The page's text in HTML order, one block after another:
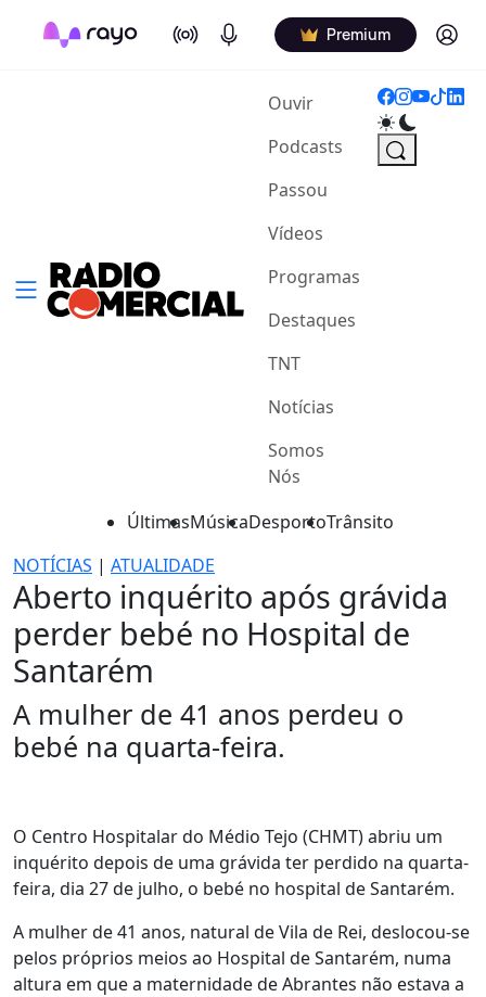
On Air Podcasts Premium Log in
Ouvir(current)
Podcasts
Passou
Vídeos
Programas
Destaques
TNT
Notícias
Somos
Nós
ÚltimasMúsicaDesportoTrânsito
NOTÍCIAS | ATUALIDADE
Aberto inquérito após grávida
perder bebé no Hospital de
Santarém
A mulher de 41 anos perdeu o
bebé na quarta-feira.
O Centro Hospitalar do Médio Tejo (CHMT) abriu um
inquérito depois de uma grávida ter perdido na quarta-
feira, dia 27 de julho, o bebé no hospital de Santarém.
A mulher de 41 anos, natural de Vila de Rei, deslocou-se
pelos próprios meios ao Hospital de Santarém, numa
altura em que a maternidade de Abrantes não estava a